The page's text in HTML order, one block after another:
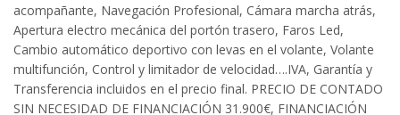
acompañante, Navegación Profesional, Cámara marcha atrás,
Apertura electro mecánica del portón trasero, Faros Led,
Cambio automático deportivo con levas en el volante, Volante
multifunción, Control y limitador de velocidad….IVA, Garantía y
Transferencia incluidos en el precio final. PRECIO DE CONTADO
SIN NECESIDAD DE FINANCIACIÓN 31.900€, FINANCIACIÓN